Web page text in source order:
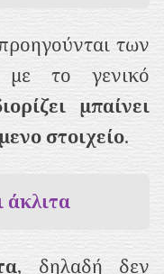
των
το γενικό
μπαίνει
στοιχείο.
άκλιτα
, δηλαδή δεν